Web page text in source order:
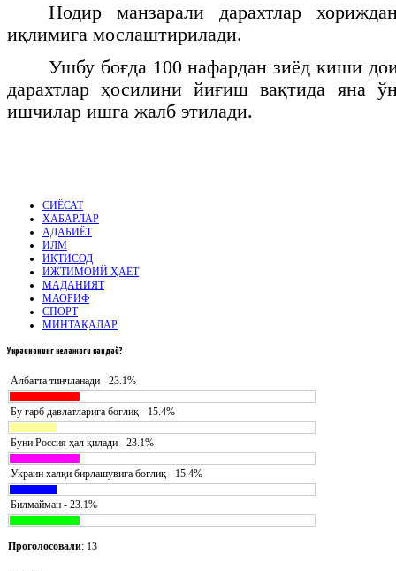
Нодир манзарали дарахтлар
иқлимига мослаштирилади.
Ушбу боғда 100 нафардан зиёд киши
дарахтлар ҳосилини йиғиш вақтида яна
ишчилар ишга жалб этилади.
СИЁСАТ
ХАБАРЛАР
АДАБИЁТ
ИЛМ
ИҚТИСОД
ИЖТИМОИЙ ҲАЁТ
МАДАНИЯТ
МАОРИФ
СПОРТ
МИНТАҚАЛАР
Украинанингкелажаги кандай?
Албатта тинчланади - 23.1%
Бу ғарб давлатларига боғлиқ - 15.4%
Буни Россия ҳал қилади - 23.1%
Украин халқи бирлашувига боғлиқ - 15.4%
Билмайман - 23.1%
Проголосовали: 13